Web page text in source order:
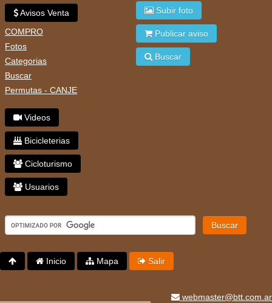
Avisos Venta
COMPRO
Fotos
Categorias
Buscar
Permutas - CANJE
Videos
Bicicleterias
Cicloturismo
Usuarios
Subir foto
Publicar aviso
Buscar
Buscar
Inicio Mapa Salir
webmaster@btt.com.ar